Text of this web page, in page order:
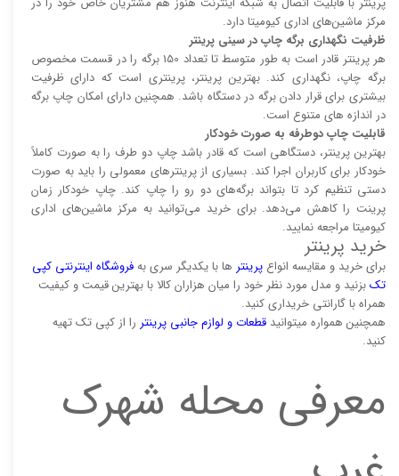
مرکز ماشین‌های اداری کیومیتا دارد.
ظرفیت نگهداری برگه چاپ در سینی پرینتر
هر پرینتر قادر است به طور متوسط تا تعداد 150 برگه را در قسمت مخصوص
برگه چاپ، نگهداری کند. بهترین پرینتر، پرینتری است که دارای ظرفیت
بیشتری برای قرار دادن برگه در دستگاه باشد. همچنین دارای امکان چاپ برگه
در اندازه های متنوع است.
قابلیت چاپ دوطرفه به صورت خودکار
بهترین پرینتر، دستگاهی است که قادر باشد چاپ دو طرف را به صورت کاملاً
خودکار برای کاربران اجرا کند. بسیاری از پرینتر‌های معمولی را باید به صورت
دستی تنظیم کرد تا بتواند برگه‌های دو رو را چاپ کند. چاپ خودکار زمان
پرینت را کاهش می‌دهد. برای خرید می‌توانید به مرکز ماشین‌های اداری
کیومیتا مراجعه نمایید.
خرید پرینتر
برای خرید و مقایسه انواع پرینتر‌ ها با یکدیگر سری بهفروشگاه اینترنتی کپی
تکبزنید و مدل مورد نظر خود را میان هزاران کالا با بهترین قیمت و کیفیت
همراه با گارانتی خریداری کنید.
همچنین همواره میتوانید قطعات و لوازم جانبی پرینتر را از کپی تک تهیه
کنید.
معرفی محله شهرک